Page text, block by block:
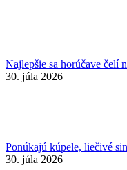
Najlepšie sa horúčave čelí
30. júla 2026
Ponúkajú kúpele, liečivé
30. júla 2026